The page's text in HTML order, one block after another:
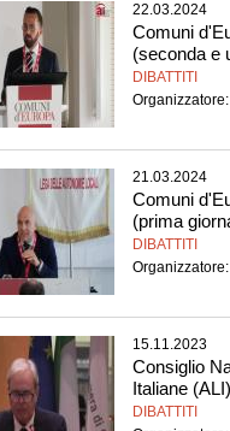
22.03.2024
Comuni
(seconda e
DIBATTITI
Organizzatore:
21.03.2024
Comuni
(prima
DIBATTITI
Organizzatore:
15.11.2023
Consiglio
Italiane (ALI)
DIBATTITI